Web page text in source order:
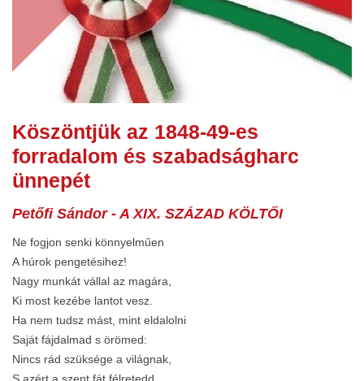
Köszöntjük az 1848-49-es
forradalom és szabadságharc
ünnepét
Petőfi Sándor - A XIX. SZÁZAD KÖLTŐI
Ne fogjon senki könnyelműen
A húrok pengetésihez!
Nagy munkát vállal az magára,
Ki most kezébe lantot vesz.
Ha nem tudsz mást, mint eldalolni
Saját fájdalmad s örömed:
Nincs rád szüksége a világnak,